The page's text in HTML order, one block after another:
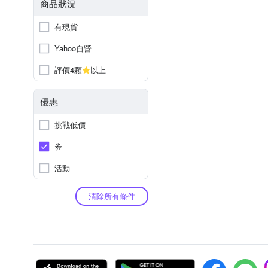
商品狀況
有現貨
Yahoo自營
評價4顆
以上
優惠
挑戰低價
券
活動
清除所有條件